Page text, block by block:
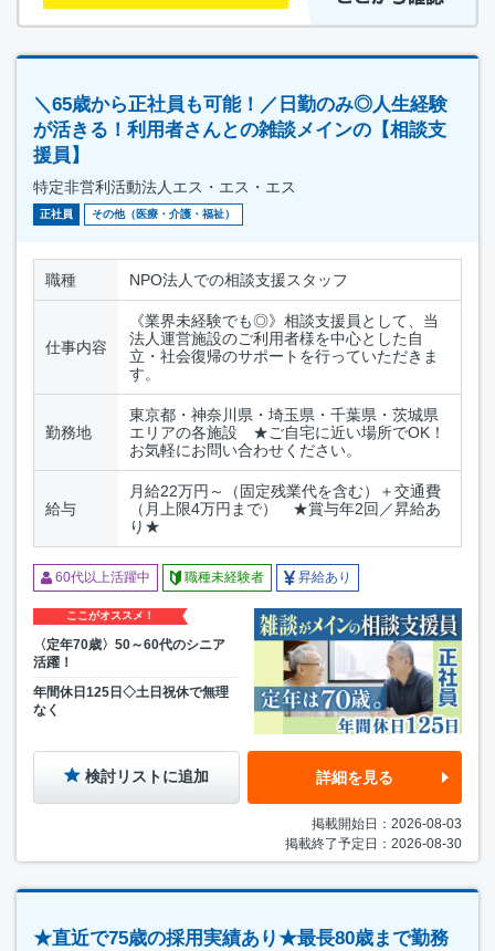
＼65歳から正社員も可能！／日勤のみ◎人生経験
が活きる！利用者さんとの雑談メインの【相談支
援員】
特定非営利活動法人エス・エス・エス
正社員 その他（医療・介護・福祉）
職種 NPO法人での相談支援スタッフ
仕事内容
《業界未経験でも◎》相談支援員として、当
法人運営施設のご利用者様を中心とした自
立・社会復帰のサポートを行っていただきま
す。
勤務地
東京都・神奈川県・埼玉県・千葉県・茨城県
エリアの各施設 ★ご自宅に近い場所でOK！
お気軽にお問い合わせください。
給与
月給22万円～（固定残業代を含む）＋交通費
（月上限4万円まで） ★賞与年2回／昇給あ
り★
60代以上活躍中 職種未経験者 昇給あり
ここがオススメ！
〈定年70歳〉50～60代のシニア
活躍！
年間休日125日◇土日祝休で無理
なく
検討リストに追加 詳細を見る
掲載開始日：2026-08-03
掲載終了予定日：2026-08-30
★直近で75歳の採用実績あり★最長80歳まで勤務